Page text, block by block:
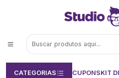
CATEGORIAS CUPONSKIT